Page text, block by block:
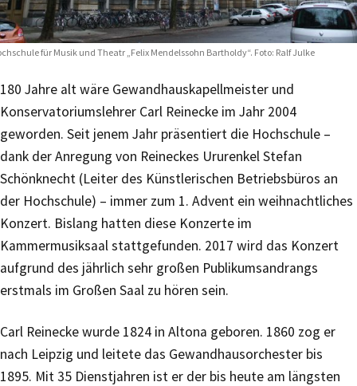
für Musik und Theatr „Felix Mendelssohn Bartholdy“. Foto: Ralf Julke
180 Jahre alt wäre Gewandhauskapellmeister und
Konservatoriumslehrer Carl Reinecke im Jahr 2004
geworden. Seit jenem Jahr präsentiert die Hochschule –
dank der Anregung von Reineckes Ururenkel Stefan
Schönknecht (Leiter des Künstlerischen Betriebsbüros an
der Hochschule) – immer zum 1. Advent ein weihnachtliches
Konzert. Bislang hatten diese Konzerte im
Kammermusiksaal stattgefunden. 2017 wird das Konzert
aufgrund des jährlich sehr großen Publikumsandrangs
erstmals im Großen Saal zu hören sein.
Carl Reinecke wurde 1824 in Altona geboren. 1860 zog er
nach Leipzig und leitete das Gewandhausorchester bis
1895. Mit 35 Dienstjahren ist er der bis heute am längsten